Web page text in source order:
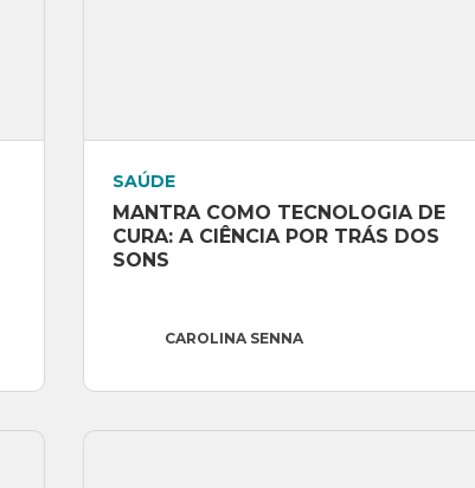
SAÚDE
MANTRA COMO TECNOLOGIA DE
CURA: A CIÊNCIA POR TRÁS DOS
SONS
CAROLINA SENNA